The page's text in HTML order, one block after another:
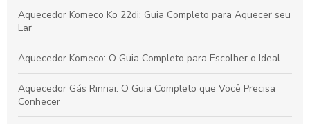
Aquecedor Komeco Ko 22di: Guia Completo para Aquecer seu
Lar
Aquecedor Komeco: O Guia Completo para Escolher o Ideal
Aquecedor Gás Rinnai: O Guia Completo que Você Precisa
Conhecer